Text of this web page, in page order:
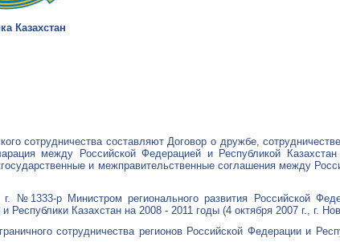
Казахстан
сотрудничества составляют Договор о дружбе,
между Российской Федерацией и Республикой
и межправительственные соглашения между
№1333-р Министром регионального развития Российской
Казахстан на 2008 - 2011 годы (4 октября 2007 г., г.
сотрудничества регионов Российской Федерации и